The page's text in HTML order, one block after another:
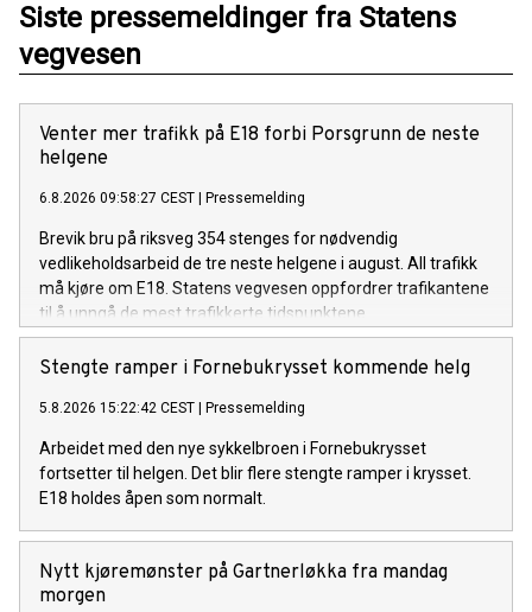
Siste pressemeldinger fra Statens
vegvesen
Venter mer trafikk på E18 forbi Porsgrunn de neste
helgene
6.8.2026 09:58:27 CEST Pressemelding
Brevik bru på riksveg 354 stenges for nødvendig
vedlikeholdsarbeid de tre neste helgene i august. All trafikk
må kjøre om E18. Statens vegvesen oppfordrer trafikantene
til å unngå de mest trafikkerte tidspunktene.
Stengte ramper i Fornebukrysset kommende helg
5.8.2026 15:22:42 CEST Pressemelding
Arbeidet med den nye sykkelbroen i Fornebukrysset
fortsetter til helgen. Det blir flere stengte ramper i krysset.
E18 holdes åpen som normalt.
Nytt kjøremønster på Gartnerløkka fra mandag
morgen